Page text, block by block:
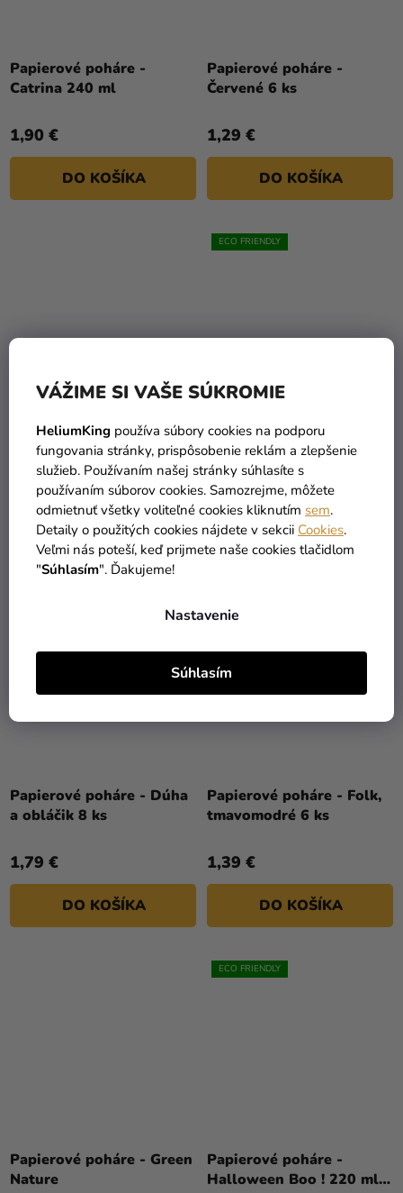
VÁŽIME SI VAŠE SÚKROMIE
HeliumKing používa súbory cookies na podporu
fungovania stránky, prispôsobenie reklám a zlepšenie
služieb. Používaním našej stránky súhlasíte s
používaním súborov cookies. Samozrejme, môžete
odmietnuť všetky voliteľné cookies kliknutím sem.
Detaily o použitých cookies nájdete v sekcii Cookies.
Veľmi nás poteší, keď prijmete naše cookies tlačidlom
"Súhlasím". Ďakujeme!
Nastavenie
Súhlasím
Papierové poháre -
Catrina 240 ml
1,90 €
DO KOŠÍKA
Papierové poháre -
Červené 6 ks
1,29 €
DO KOŠÍKA
Papierové poháre - čierne
270 ml 8 ks
2,99 €
DO KOŠÍKA
ECO FRIENDLY
Papierové poháre -
Disney Minnie Mouse 200
ml 8 ks
2,59 €
3,99 € (–35 %)
DO KOŠÍKA
Papierové poháre - Dúha
a obláčik 8 ks
1,79 €
DO KOŠÍKA
Papierové poháre - Folk,
tmavomodré 6 ks
1,39 €
DO KOŠÍKA
Papierové poháre - Green
Nature
ECO FRIENDLY
Papierové poháre -
Halloween Boo ! 220 ml 6